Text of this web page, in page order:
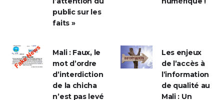
attirer
l’attention du
public sur les
à l’ère
Mali : Faux, le
mot d’ordre
d’interdiction
Les enjeux
de l’accès à
l’information